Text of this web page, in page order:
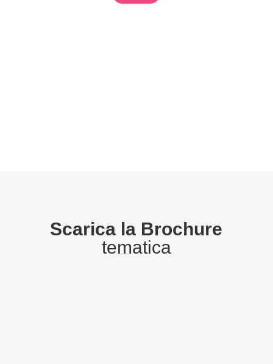
Scarica la Brochure
tematica